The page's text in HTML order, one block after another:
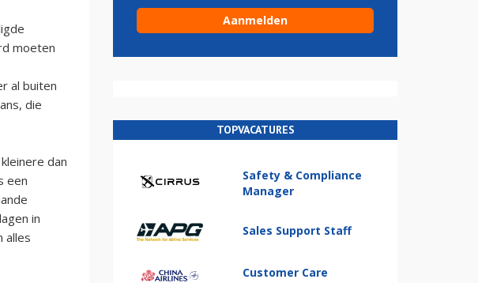
moeten
al buiten
die
dan
een
in
alles
TOPVACATURES
Safety & Compliance
Manager
Sales Support Staff
Customer Care